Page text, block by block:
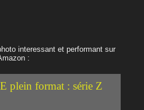
interessant et performant sur
:
plein format : série Z